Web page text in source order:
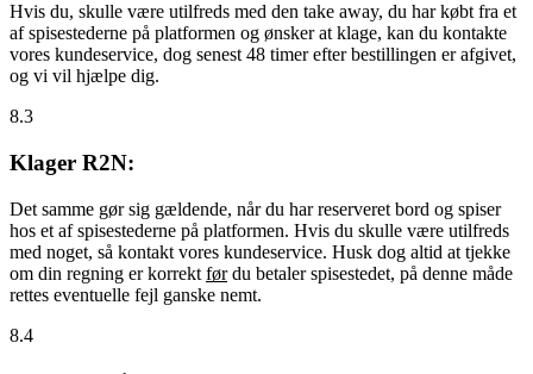
Hvis du, skulle være utilfreds med den take away, du har købt fra et
af spisestederne på platformen og ønsker at klage, kan du kontakte
vores kundeservice, dog senest 48 timer efter bestillingen er afgivet,
og vi vil hjælpe dig.
8.3
Klager R2N:
Det samme gør sig gældende, når du har reserveret bord og spiser
hos et af spisestederne på platformen. Hvis du skulle være utilfreds
med noget, så kontakt vores kundeservice. Husk dog altid at tjekke
om din regning er korrekt førdu betaler spisestedet, på denne måde
rettes eventuelle fejl ganske nemt.
8.4